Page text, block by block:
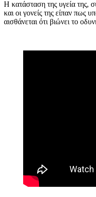
Η κατάσταση της υγεία της,
και οι γονείς της είπαν πως
αισθάνεται ότι βιώνει το